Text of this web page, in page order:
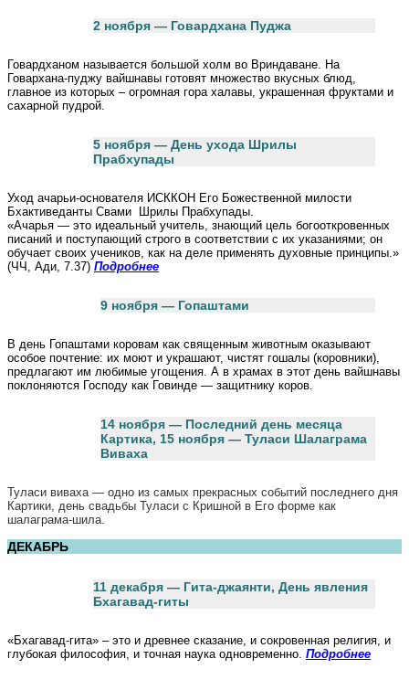
2 ноября — Говардхана Пуджа
Говардханом называется большой холм во Вриндаване. На
Говархана-пуджу вайшнавы готовят множество вкусных блюд,
главное из которых – огромная гора халавы, украшенная фруктами и
сахарной пудрой.
5 ноября — День ухода Шрилы
Прабхупады
Уход ачарьи-основателя ИСККОН Его Божественной милости
Бхактиведанты Свами Шрилы Прабхупады.
«Ачарья — это идеальный учитель, знающий цель богооткровенных
писаний и поступающий строго в соответствии с их указаниями; он
обучает своих учеников, как на деле применять духовные принципы.»
(ЧЧ, Ади, 7.37) Подробнее
9 ноября — Гопаштами
В день Гопаштами коровам как священным животным оказывают
особое почтение: их моют и украшают, чистят гошалы (коровники),
предлагают им любимые угощения. А в храмах в этот день вайшнавы
поклоняются Господу как Говинде — защитнику коров.
14 ноября — Последний день месяца
Картика, 15 ноября — Туласи Шалаграма
Виваха
Туласи виваха — одно из самых прекрасных событий последнего дня
Картики, день свадьбы Туласи с Кришной в Его форме как
шалаграма-шила.
ДЕКАБРЬ
11 декабря — Гита-джаянти, День явления
Бхагавад-гиты
«Бхагавад-гита» – это и древнее сказание, и сокровенная религия, и
глубокая философия, и точная наука одновременно. Подробнее